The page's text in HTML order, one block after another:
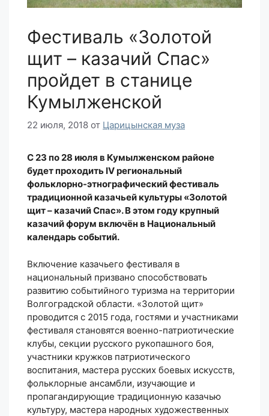
Фестиваль «Золотой
щит – казачий Спас»
пройдет в станице
Кумылженской
22 июля, 2018 от Царицынская муза
С 23 по 28 июля в Кумылженском районе
будет проходить IV региональный
фольклорно-этнографический фестиваль
традиционной казачьей культуры «Золотой
щит – казачий Спас». В этом году крупный
казачий форум включён в Национальный
календарь событий.
Включение казачьего фестиваля в
национальный призвано способствовать
развитию событийного туризма на территории
Волгоградской области. «Золотой щит»
проводится с 2015 года, гостями и участниками
фестиваля становятся военно-патриотические
клубы, секции русского рукопашного боя,
участники кружков патриотического
воспитания, мастера русских боевых искусств,
фольклорные ансамбли, изучающие и
пропагандирующие традиционную казачью
культуру, мастера народных художественных